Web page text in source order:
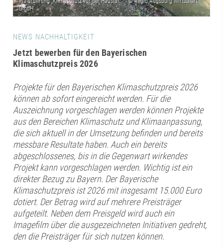
NEWS NACHHALTIGKEIT
Jetzt bewerben für den Bayerischen
Klimaschutzpreis 2026
Projekte für den Bayerischen Klimaschutzpreis 2026
können ab sofort eingereicht werden. Für die
Auszeichnung vorgeschlagen werden können Projekte
aus den Bereichen Klimaschutz und Klimaanpassung,
die sich aktuell in der Umsetzung befinden und bereits
messbare Resultate haben. Auch ein bereits
abgeschlossenes, bis in die Gegenwart wirkendes
Projekt kann vorgeschlagen werden. Wichtig ist ein
direkter Bezug zu Bayern. Der Bayerische
Klimaschutzpreis ist 2026 mit insgesamt 15.000 Euro
dotiert. Der Betrag wird auf mehrere Preisträger
aufgeteilt. Neben dem Preisgeld wird auch ein
Imagefilm über die ausgezeichneten Initiativen gedreht,
den die Preisträger für sich nutzen können.